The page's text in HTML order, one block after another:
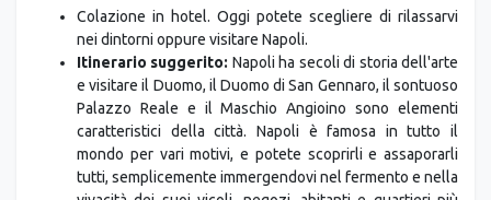
nei dintorni oppure visitare Napoli.
Itinerario suggerito:Napoli ha secoli di storia dell'arte
e visitare il Duomo, il Duomo di San Gennaro, il sontuoso
Palazzo Reale e il Maschio Angioino sono elementi
caratteristici della città. Napoli è famosa in tutto il
mondo per vari motivi, e potete scoprirli e assaporarli
tutti, semplicemente immergendovi nel fermento e nella
vivacità dei suoi vicoli, negozi, abitanti e quartieri più